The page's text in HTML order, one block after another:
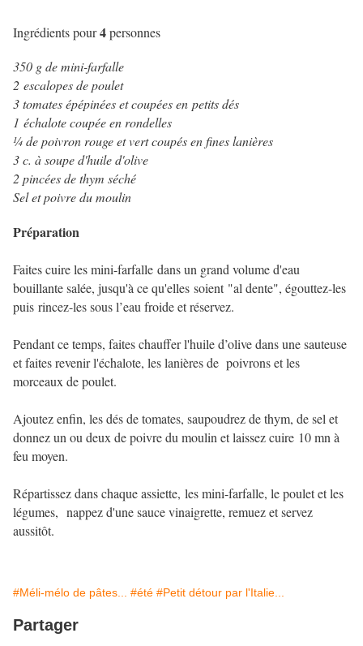
Ingrédients pour4personnes
350 g de mini-farfalle
2 escalopes de poulet
3 tomates épépinées et coupées en petits dés
1 échalote coupée en rondelles
¼ de poivron rouge et vert coupés en fines lanières
3 c. à soupe d'huile d'olive
2 pincées de thym séché
Sel et poivre du moulin
Préparation
Faites cuire les mini-farfalle dans un grand volume d'eau
bouillante salée, jusqu'à ce qu'elles soient "al dente", égouttez-les
puis rincez-les sous l’eau froide et réservez.
Pendant ce temps, faites chauffer l'huile d’olive dans une sauteuse
et faites revenir l'échalote, les lanières de poivrons et les
morceaux de poulet.
Ajoutez enfin, les dés de tomates, saupoudrez de thym, de sel et
donnez un ou deux de poivre du moulin et laissez cuire 10 mn à
feu moyen.
Répartissez dans chaque assiette, les mini-farfalle, le poulet et les
légumes, nappez d'une sauce vinaigrette, remuez et servez
aussitôt.
#Méli-mélo de pâtes... #été #Petit détour par l'Italie...
Partager